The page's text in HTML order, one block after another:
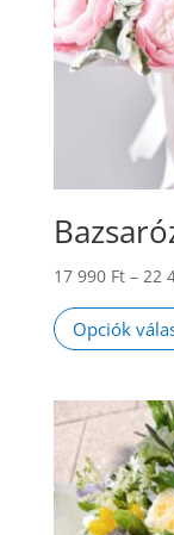
17 990 Ft – 22
Opciók